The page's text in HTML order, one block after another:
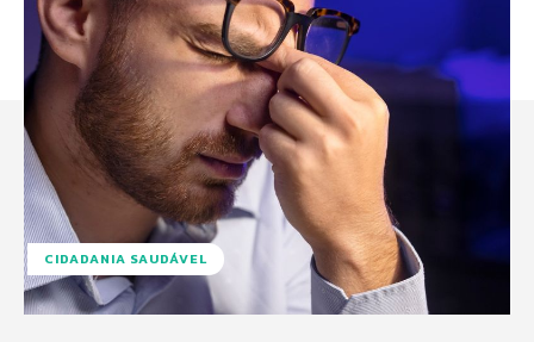
CIDADANIA SAUDÁVEL